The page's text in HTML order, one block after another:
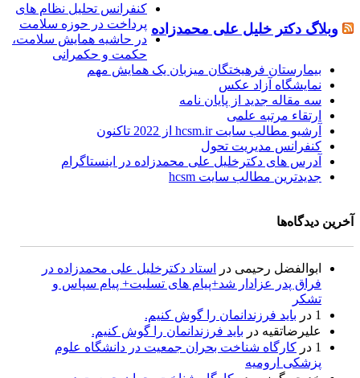
وبلاگ دکتر خلیل علی محمدزاده
کنفرانس تحلیل نظام های
پرداخت در حوزه سلامت
در حاشیه همایش سلامت،
حکمت و حکمرانی
بیمارستان فرهیختگان میزبان یک همایش مهم
نمایشگاه آزاد عکس
سه مقاله جدید از پایان نامه
ارتقاء مرتبه علمی
آرشیو مطالب سایت hcsm.ir از 2022 تاکنون
کنفرانس مدیریت تحول
آدرس های دکترخلیل علی محمدزاده در اینستاگرام
جدیدترین مطالب سایت hcsm
آخرین دیدگاه‌ها
ابوالفضل رحیمی در
استاد دکترخلیل علی محمدزاده در
فراق پدر عزادار شد+پیام های تسلیت+ پیام سپاس و
تشکر
1 در باید فرزندانمان را گوش کنیم.
علیرضاتقیه در باید فرزندانمان را گوش کنیم.
1 در کارگاه شناخت بحران جمعیت در دانشگاه علوم
پزشکی ارومیه